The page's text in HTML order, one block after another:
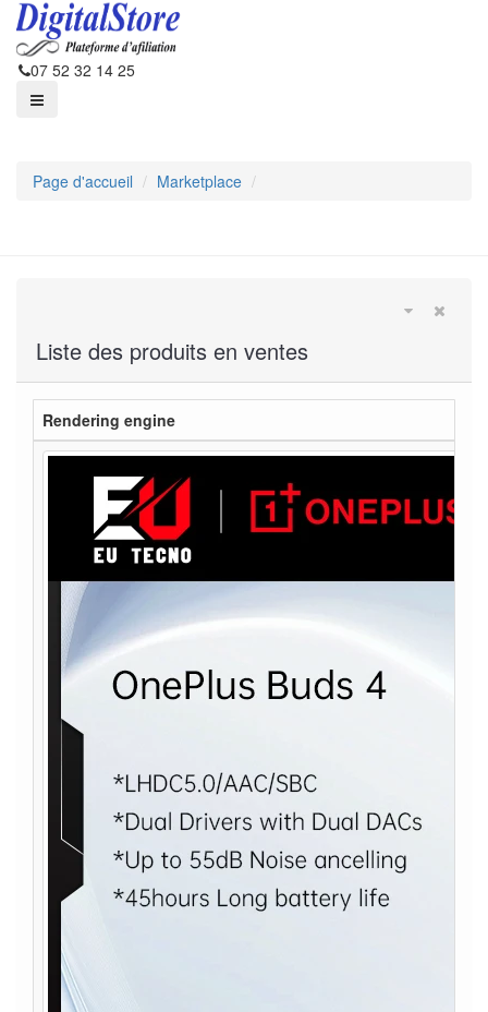
07 52 32 14 25
Page d'accueil Marketplace
Liste des produits en ventes
Rendering engine